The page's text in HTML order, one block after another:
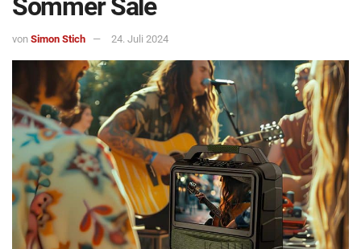
von Simon Stich 24. Juli 2024